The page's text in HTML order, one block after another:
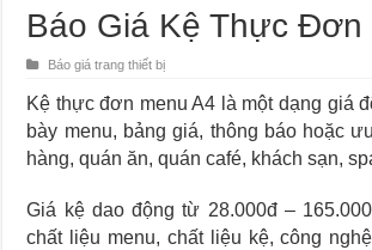
Báo Giá Kệ Thực Đơn
Báo giá trang thiết bị
Kệ thực đơn menu A4 là một dạng giá
bày menu, bảng giá, thông báo hoặc
hàng, quán ăn, quán café, khách sạn,
Giá kệ dao động từ 28.000đ –
chất liệu menu, chất liệu kệ, công